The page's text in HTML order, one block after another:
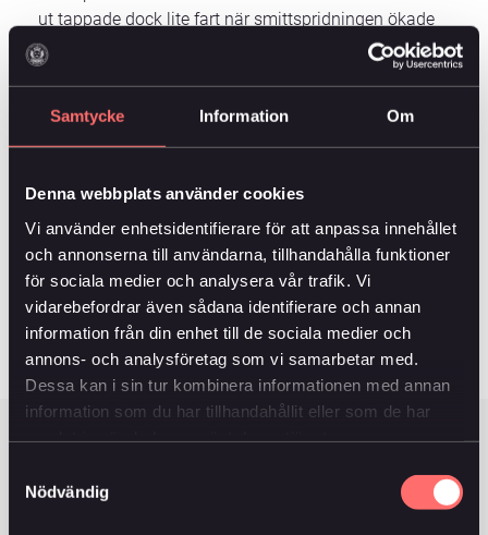
Samtycke Information Om
Denna webbplats använder cookies
Vi använder enhetsidentifierare för att anpassa innehållet
och annonserna till användarna, tillhandahålla funktioner
för sociala medier och analysera vår trafik. Vi
vidarebefordrar även sådana identifierare och annan
information från din enhet till de sociala medier och
annons- och analysföretag som vi samarbetar med.
Dessa kan i sin tur kombinera informationen med annan
information som du har tillhandahållit eller som de har
Nödvändig
ut tappade dock lite fart när smittspridningen ökade
igen under hösten samtidigt som inflationen tog fart
för första gången på många år. Vid slutet av året
Stockholmbörsen, på eller nära nya toppnivåer.
marknader i spåren av ökad inflationsoro och
geopolitisk osäkerhet. Vi är ödmjuka inför detta.
Pandemin är inte över ännu. Som världens
förmodligen äldsta livförsäkringsbolag, vi grundades
1740, har vi emellertid god beredskap för osäkra tider
med livförsäkringsmarknadens absolut bästa
kollektiva konsolidering, fortsätter Niclas Fredrikson.
För ytterligare information vänligen kontakta: